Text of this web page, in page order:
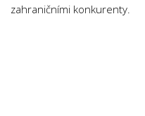
zahraničními konkurenty.